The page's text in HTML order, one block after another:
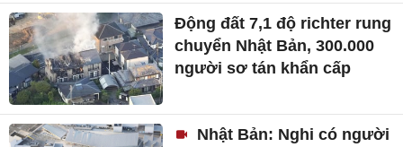
Động đất 7,1 độ richter rung
chuyển Nhật Bản, 300.000
người sơ tán khẩn cấp
Nhật Bản: Nghi có người